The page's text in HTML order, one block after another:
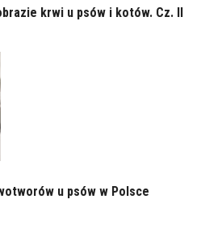
krwi u psów i kotów. Cz. II
u psów w Polsce